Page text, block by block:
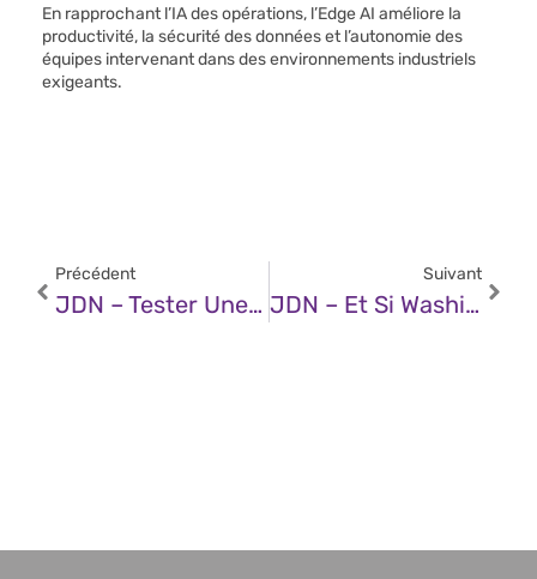
En rapprochant l’IA des opérations, l’Edge AI améliore la
productivité, la sécurité des données et l’autonomie des
équipes intervenant dans des environnements industriels
exigeants.
Précédent
JDN – Tester Une IA Sans Point De Comparaison : L’erreur Que Nous Commettons Tous
Suivant
JDN – Et Si Washington Décidait Du Prix De L’IA En Europe ?